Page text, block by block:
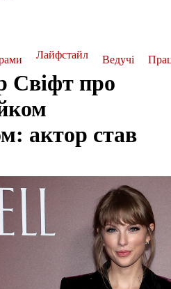
Лайфстайл Ведучі
Свіфт про
актор став